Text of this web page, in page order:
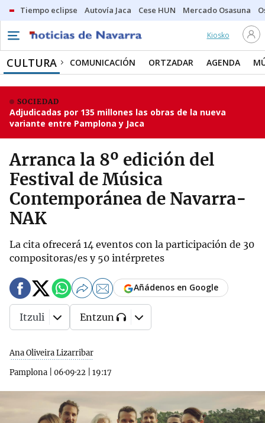
Tiempo eclipse Autovía Jaca Cese HUN Mercado Osasuna
Kiosko
CULTURA COMUNICACIÓN ORTZADAR AGENDA
SOCIEDAD
Adjudicadas por 135 millones las obras de la nueva
variante entre Pamplona y Jaca
Arranca la 8º edición del
Festival de Música
Contemporánea de Navarra-
NAK
La cita ofrecerá 14 eventos con la participación de 30
compositoras/es y 50 intérpretes
Ana Oliveira Lizarribar
Pamplona
06·09·22 19:17
Añádenos en Google
Itzuli Entzun